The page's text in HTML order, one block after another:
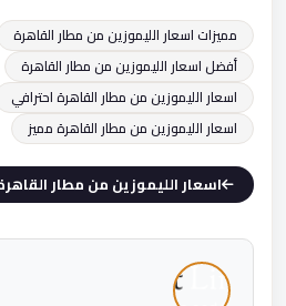
مميزات اسعار الليموزين من مطار القاهرة
أفضل اسعار الليموزين من مطار القاهرة
اسعار الليموزين من مطار القاهرة احترافي
اسعار الليموزين من مطار القاهرة مميز
اسعار الليموزين من مطار القاهرة